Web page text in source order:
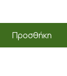
Προσθήκη